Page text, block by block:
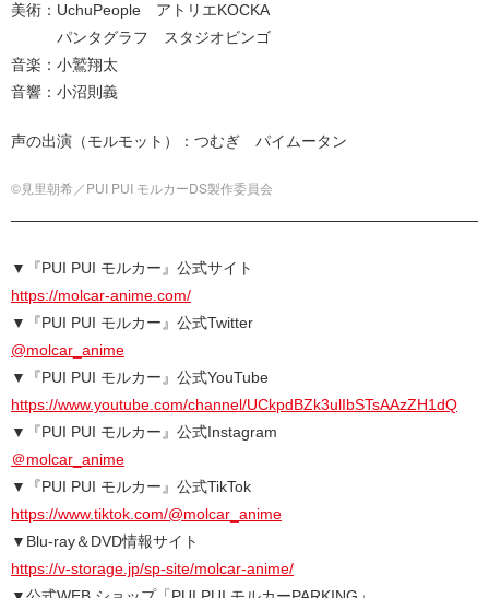
美術：UchuPeople アトリエKOCKA
パンタグラフ スタジオビンゴ
音楽：小鷲翔太
音響：小沼則義
声の出演（モルモット）：つむぎ パイムータン
©見里朝希／PUI PUI モルカーDS製作委員会
▼『PUI PUI モルカー』公式サイト
https://molcar-anime.com/
▼『PUI PUI モルカー』公式Twitter
@molcar_anime
▼『PUI PUI モルカー』公式YouTube
https://www.youtube.com/channel/UCkpdBZk3ulIbSTsAAzZH1dQ
▼『PUI PUI モルカー』公式Instagram
＠molcar_anime
▼『PUI PUI モルカー』公式TikTok
https://www.tiktok.com/@molcar_anime
▼Blu-ray＆DVD情報サイト
https://v-storage.jp/sp-site/molcar-anime/